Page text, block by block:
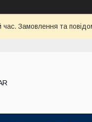
час. Замовлення та